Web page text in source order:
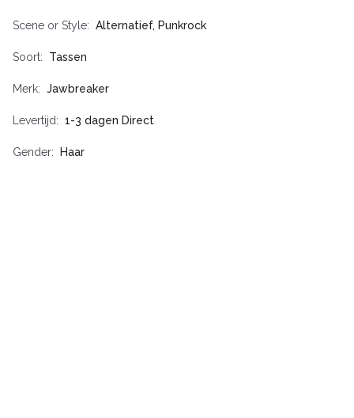
Scene or Style Alternatief, Punkrock
Soort Tassen
Merk Jawbreaker
Levertijd 1-3 dagen Direct
Gender Haar